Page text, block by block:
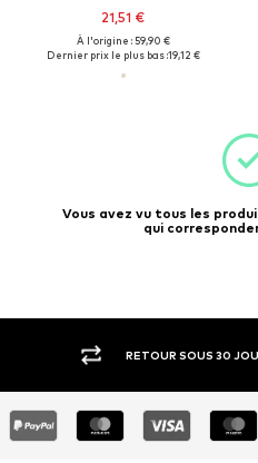
21,51 €
À l'origine : 59,90 €
Dernier prix le plus bas :19,12 €
Vous avez vu tous les
qui
RETOUR SOUS 30